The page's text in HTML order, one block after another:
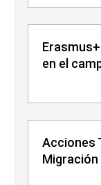
en el
Acciones